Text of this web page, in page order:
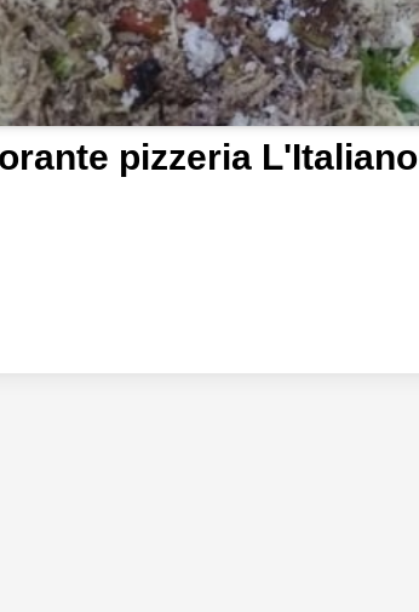
pizzeria L'Italiano